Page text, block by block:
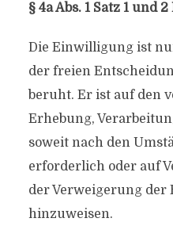
§ 4a Abs. 1 Satz 1 und 2
Die Einwilligung ist
der freien
beruht. Er ist auf den
Erhebung,
soweit nach den
erforderlich oder auf
der Verweigerung
hinzuweisen.